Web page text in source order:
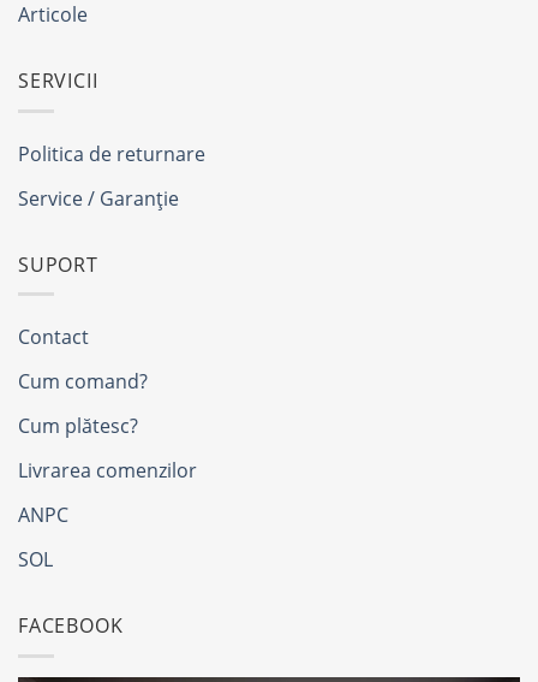
Articole
SERVICII
Politica de returnare
Service / Garanție
SUPORT
Contact
Cum comand?
Cum plătesc?
Livrarea comenzilor
ANPC
SOL
FACEBOOK